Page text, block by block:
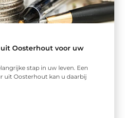
Oosterhout voor uw
stap in uw leven. Een
uit Oosterhout kan u daarbij